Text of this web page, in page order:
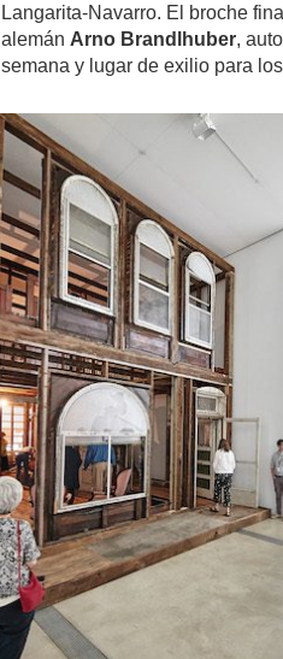
Langarita-Navarro. El broche
alemán Arno Brandlhuber,
semana y lugar de exilio para